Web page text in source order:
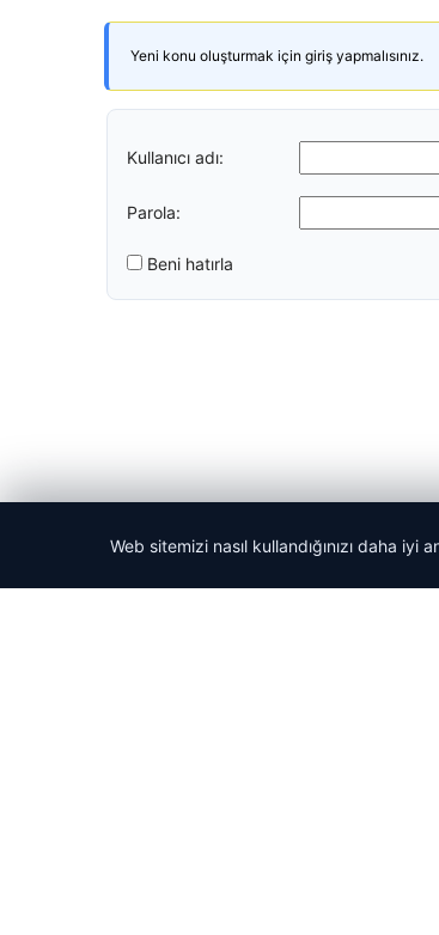
Yeni konu oluşturmak için giriş yapmalısınız.
Kullanıcı adı:
Parola:
Beni hatırla
Web sitemizi nasıl kullandığınızı daha